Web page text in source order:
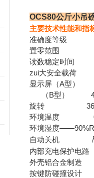
OCS80公斤小吊
主要技术性能和指
准确度等级
置零范围
读数稳定时间
zui大安全载荷
显示屏（A型）
（B型）
旋转
环境温度
环境湿度
自动关机
内部充电保护电路
外壳铝合金制造
按键防碰撞设计